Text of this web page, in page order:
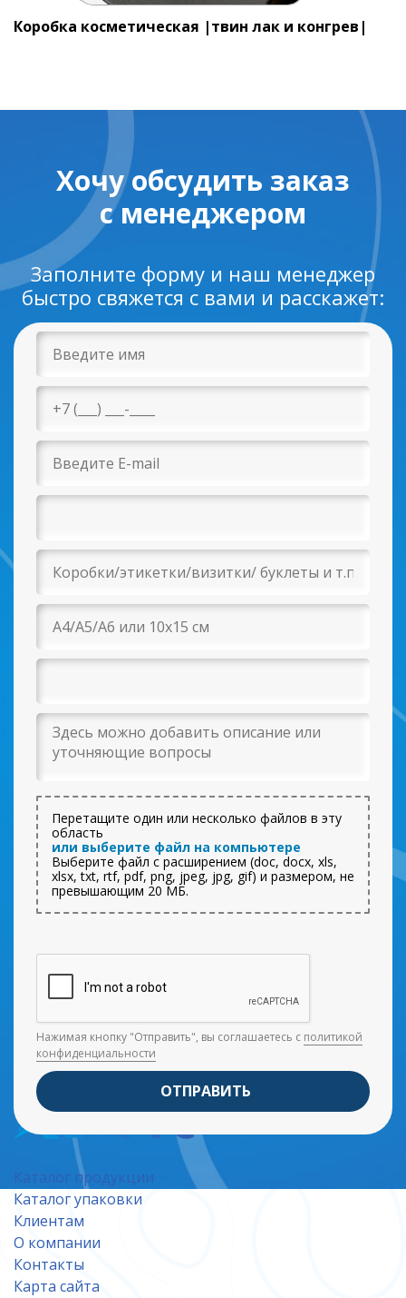
Коробка косметическая |твин лак и конгрев|
Хочу обсудить заказ
с менеджером
Заполните форму и наш менеджер
быстро свяжется с вами и расскажет:
Перетащите один или несколько файлов в эту
область
или выберите файл на компьютере
Выберите файл с расширением (doc, docx, xls,
xlsx, txt, rtf, pdf, png, jpeg, jpg, gif) и размером, не
превышающим 20 МБ.
Нажимая кнопку "Отправить", вы соглашаетесь с политикой
конфиденциальности
ОТПРАВИТЬ
Каталог продукции
Каталог упаковки
Клиентам
О компании
Контакты
Карта сайта